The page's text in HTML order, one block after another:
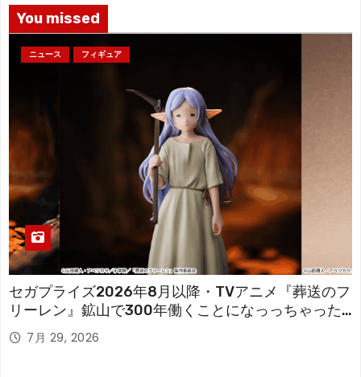
You missed
ニュース フィギュア
セガプライズ2026年8月以降・TVアニメ『葬送のフ
リーレン』鉱山で300年働くことになっっちゃった
「フリーレン」を立体化！
7月 29, 2026